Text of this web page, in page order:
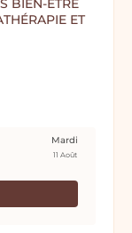
BIEN-ÊTRE
ET
Mardi
11 Août